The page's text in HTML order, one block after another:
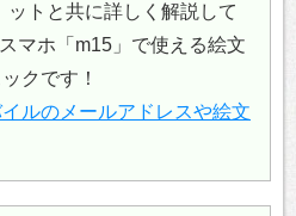
ットと共に詳しく解説して
マホ「m15」で使える絵文
クです！
イルのメールアドレスや絵文